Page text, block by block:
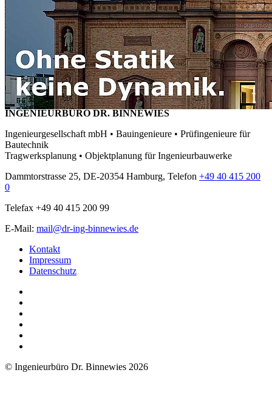
INGENIEURBÜRO DR. BINNEWIES
Ingenieurgesellschaft mbH • Bauingenieure • Prüfingenieure für
Bautechnik
Tragwerksplanung • Objektplanung für Ingenieurbauwerke
Dammtorstrasse 25, DE-20354 Hamburg, Telefon +49 40 415 200
0
Telefax +49 40 415 200 99
E-Mail: mail@dr-ing-binnewies.de
Kontakt
Impressum
Datenschutz
© Ingenieurbüro Dr. Binnewies 2026